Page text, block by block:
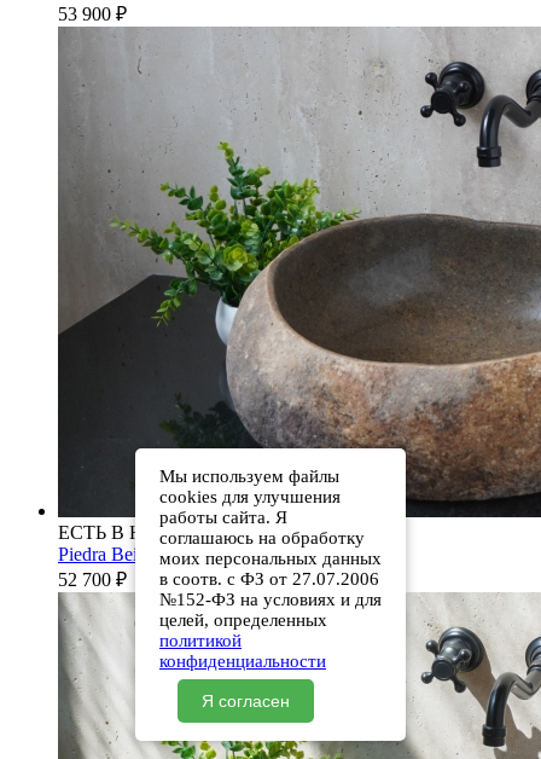
53 900 ₽
ЕСТЬ В НАЛИЧИИ
Piedra Beige S286 00501111613
52 700 ₽
Мы используем файлы
cookies для улучшения
работы сайта. Я
соглашаюсь на обработку
моих персональных данных
в соотв. с ФЗ от 27.07.2006
№152-ФЗ на условиях и для
целей, определенных
политикой
конфиденциальности
Я согласен